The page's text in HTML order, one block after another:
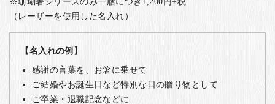
（レーザーを使用した名入れ）
【名入れの例】
感謝の言葉を、お箸に乗せて
ご結婚やお誕生日など特別な日の贈り物として
ご卒業・退職記念などに